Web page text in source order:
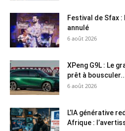
Festival de Sfax
annulé
6 août 2026
XPeng G9L : Le
prêt à
6 août 2026
L’IA générative
Afrique :